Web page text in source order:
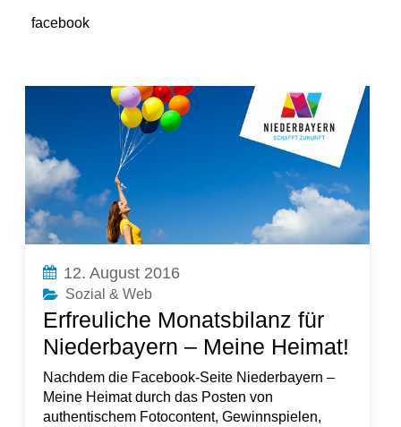
facebook
12. August 2016
Sozial & Web
Erfreuliche Monatsbilanz für
Niederbayern – Meine Heimat!
Nachdem die Facebook-Seite Niederbayern –
Meine Heimat durch das Posten von
authentischem Fotocontent, Gewinnspielen,